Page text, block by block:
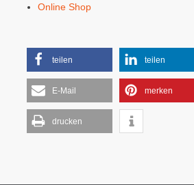
Online Shop
teilen teilen
E-Mail merken
drucken